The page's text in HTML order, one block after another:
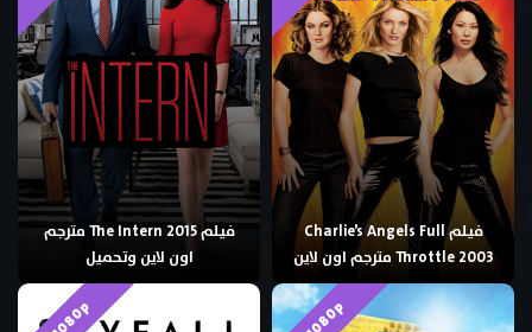
فيلم Charlie’s Angels Full
Throttle 2003 مترجم اون لاين
فيلم The Intern 2015 مترجم
اون لاين وتحميل